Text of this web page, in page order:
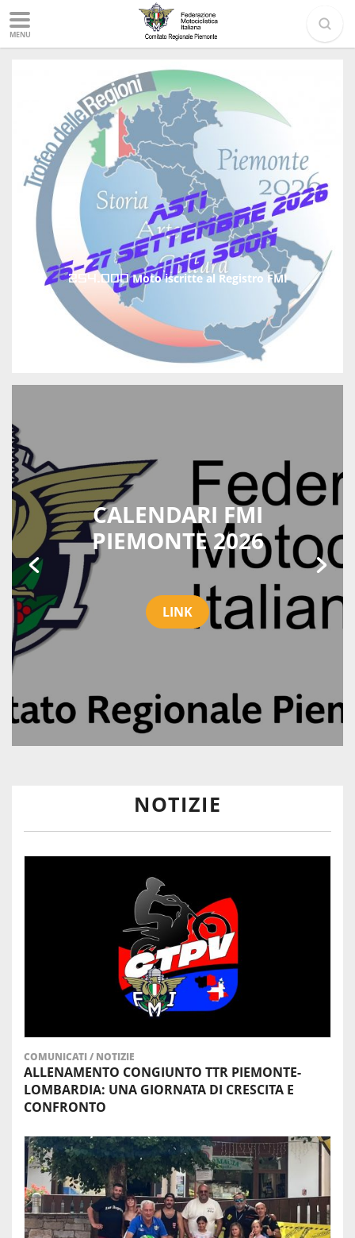
MENU
254.000Moto iscritte al Registro FMI
CALENDARI FMI
PIEMONTE 2026
LINK
NOTIZIE
COMUNICATI/ NOTIZIE
ALLENAMENTO CONGIUNTO TTR PIEMONTE-
LOMBARDIA: UNA GIORNATA DI CRESCITA E
CONFRONTO